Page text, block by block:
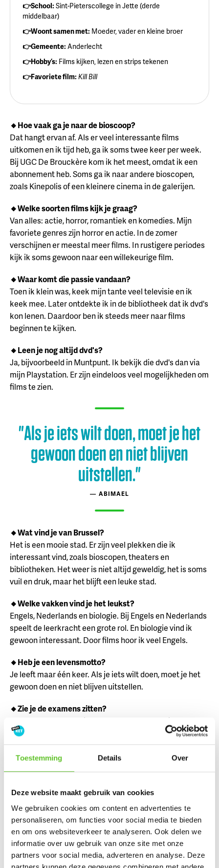
Toestemming Details Over
Deze website maakt gebruik van cookies
We gebruiken cookies om content en advertenties te
personaliseren, om functies voor social media te bieden
en om ons websiteverkeer te analyseren. Ook delen we
informatie over uw gebruik van onze site met onze
partners voor social media, adverteren en analyse. Deze
👉School: Sint-Pieterscollege in Jette (derde
middelbaar)
👉Woont samen met: Moeder, vader en kleine broer
👉Gemeente: Anderlecht
👉Hobby’s: Films kijken, lezen en strips tekenen
👉Favoriete film: Kill Bill
🔸Hoe vaak ga je naar de bioscoop?
Dat hangt ervan af. Als er veel interessante films
uitkomen en ik tijd heb, ga ik soms twee keer per week.
Bij UGC De Brouckère kom ik het meest, omdat ik een
abonnement heb. Soms ga ik naar andere bioscopen,
zoals Kinepolis of een kleinere cinema in de galerijen.
🔸Welke soorten films kijk je graag?
Van alles: actie, horror, romantiek en komedies. Mijn
favoriete genres zijn horror en actie. In de zomer
verschijnen er meestal meer films. In rustigere periodes
kijk ik soms gewoon naar een willekeurige film.
🔸Waar komt die passie vandaan?
Toen ik klein was, keek mijn tante veel televisie en ik
keek mee. Later ontdekte ik in de bibliotheek dat ik dvd's
kon lenen. Daardoor ben ik steeds meer naar films
beginnen te kijken.
🔸Leen je nog altijd dvd's?
Ja, bijvoorbeeld in Muntpunt. Ik bekijk die dvd's dan via
mijn Playstation. Er zijn eindeloos veel mogelijkheden om
films te zien.
"Als je iets wilt doen, moet je het
gewoon doen en niet blijven
uitstellen."
ABIMAEL
🔸Wat vind je van Brussel?
Het is een mooie stad. Er zijn veel plekken die ik
interessant vind, zoals bioscopen, theaters en
bibliotheken. Het weer is niet altijd geweldig, het is soms
vuil en druk, maar het blijft een leuke stad.
🔸Welke vakken vind je het leukst?
Engels, Nederlands en biologie. Bij Engels en Nederlands
speelt de leerkracht een grote rol. En biologie vind ik
gewoon interessant. Door films hoor ik veel Engels.
🔸Heb je een levensmotto?
Je leeft maar één keer. Als je iets wilt doen, moet je het
gewoon doen en niet blijven uitstellen.
🔸Zie je de examens zitten?
Ik heb er vertrouwen in. En na de examens ga ik bowlen
met mijn vrienden.